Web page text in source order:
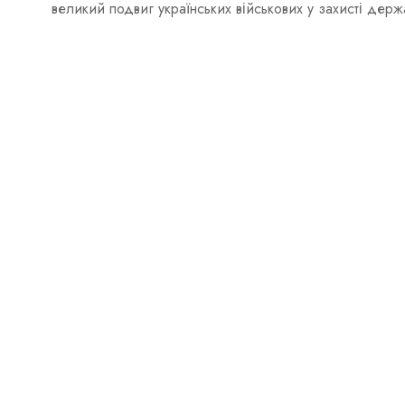
великий подвиг українських військових у захисті